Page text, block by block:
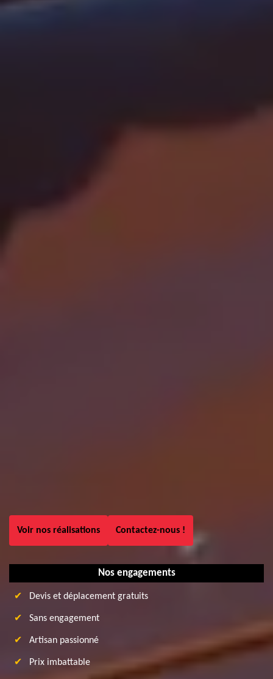
Voir nos réalisations Contactez-nous !
Nos engagements
Devis et déplacement gratuits
Sans engagement
Artisan passionné
Prix imbattable